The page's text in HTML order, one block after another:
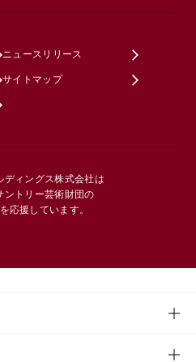
ニュースリリース
サイトマップ
ディングス株式会社は
ントリー芸術財団の
応援しています。